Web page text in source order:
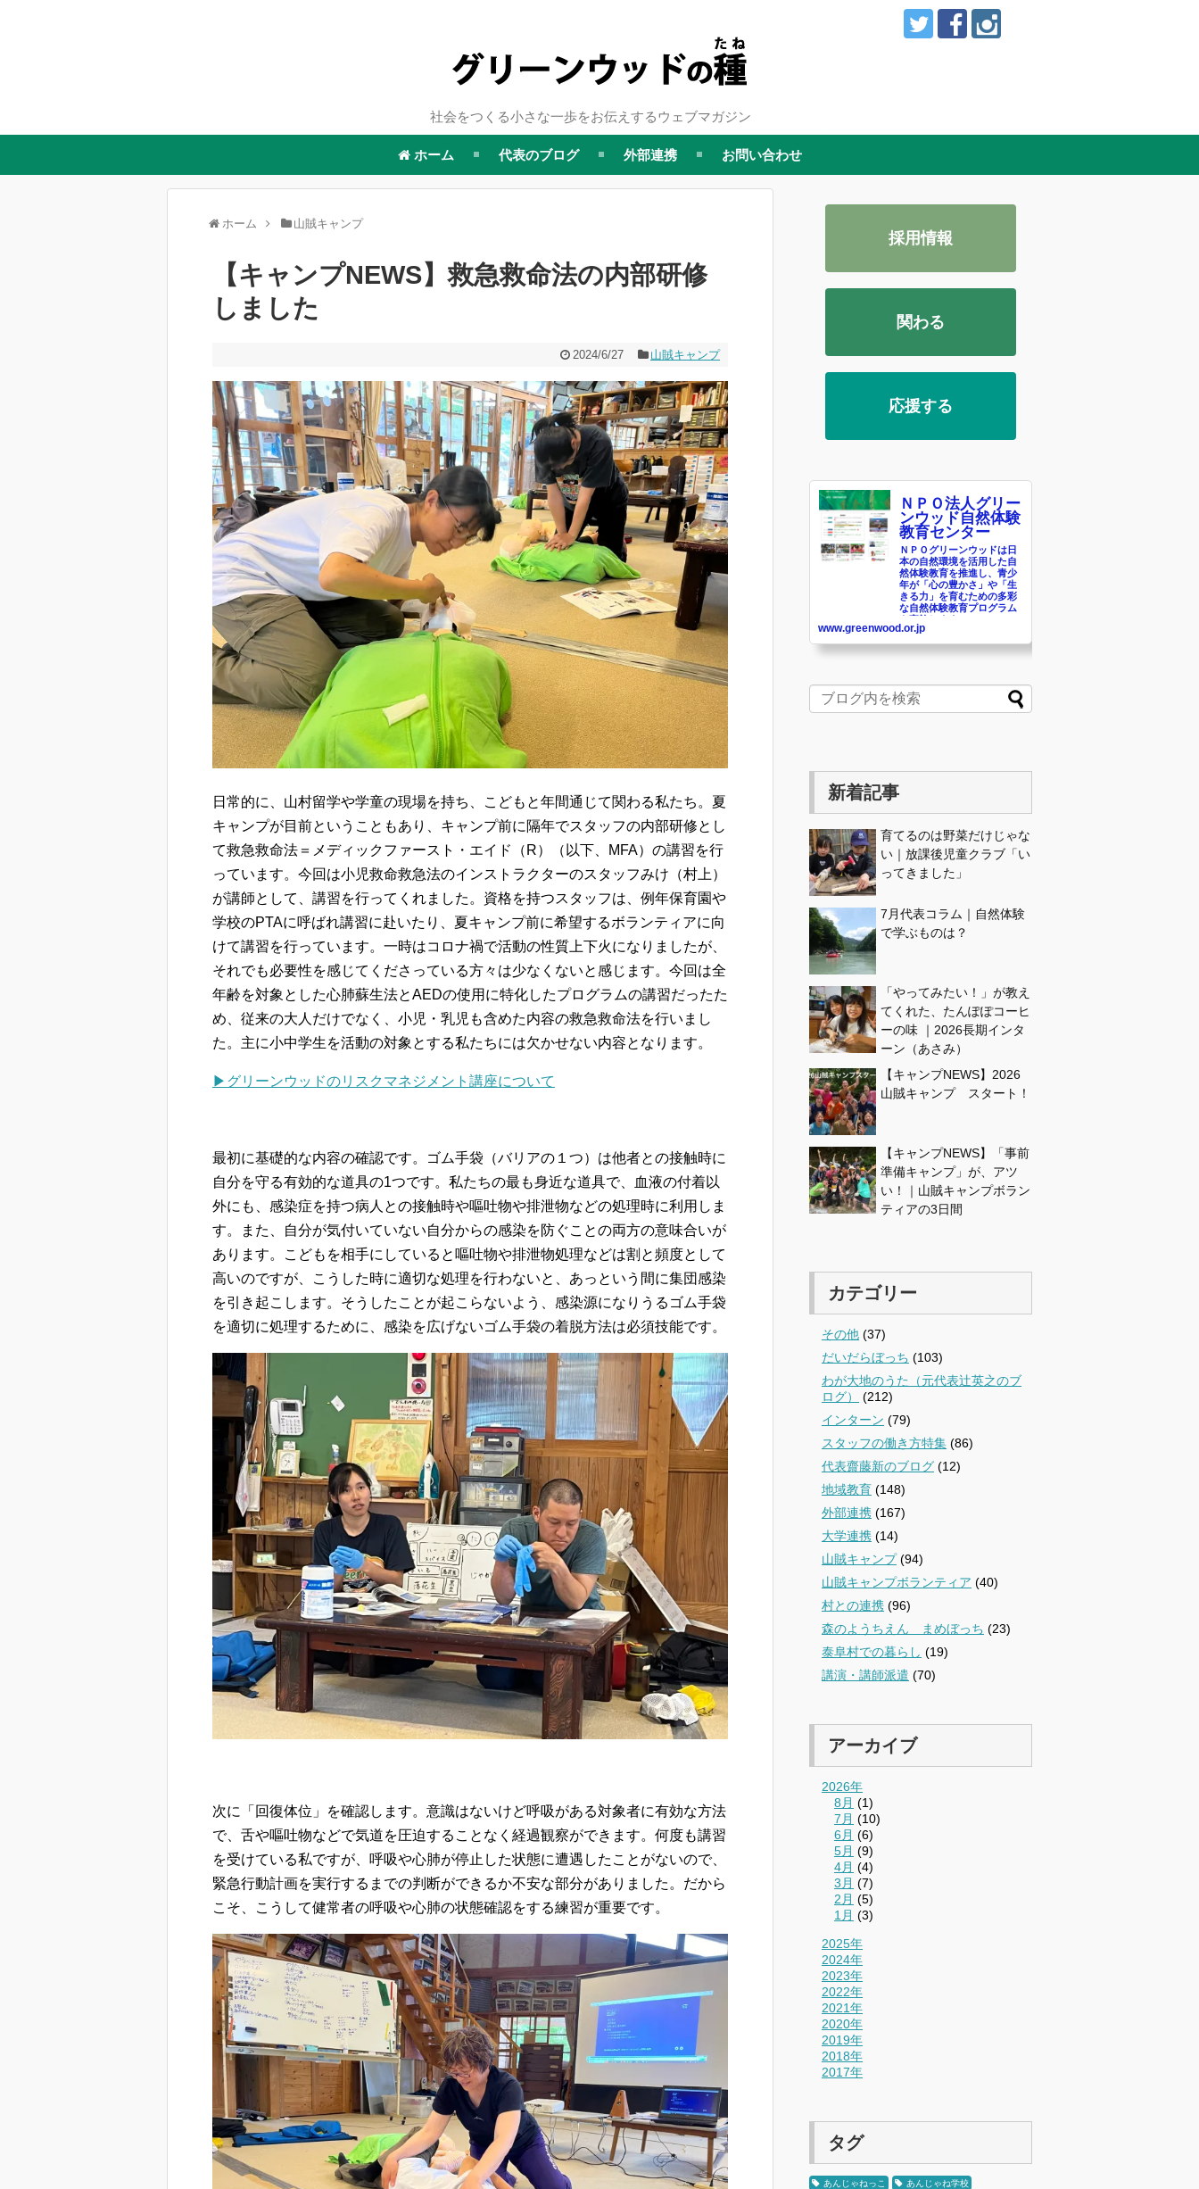
社会をつくる小さな一歩をお伝えするウェブマガジン
ホーム 代表のブログ 外部連携 お問い合わせ
ホーム 山賊キャンプ
【キャンプNEWS】救急救命法の内部研修
しました
2024/6/27 山賊キャンプ
日常的に、山村留学や学童の現場を持ち、こどもと年間通じて関わる私たち。夏
キャンプが目前ということもあり、キャンプ前に隔年でスタッフの内部研修とし
て救急救命法＝メディックファースト・エイド（R）（以下、MFA）の講習を行
っています。今回は小児救命救急法のインストラクターのスタッフみけ（村上）
が講師として、講習を行ってくれました。資格を持つスタッフは、例年保育園や
学校のPTAに呼ばれ講習に赴いたり、夏キャンプ前に希望するボランティアに向
けて講習を行っています。一時はコロナ禍で活動の性質上下火になりましたが、
それでも必要性を感じてくださっている方々は少なくないと感じます。今回は全
年齢を対象とした心肺蘇生法とAEDの使用に特化したプログラムの講習だったた
め、従来の大人だけでなく、小児・乳児も含めた内容の救急救命法を行いまし
た。主に小中学生を活動の対象とする私たちには欠かせない内容となります。
▶グリーンウッドのリスクマネジメント講座について
最初に基礎的な内容の確認です。ゴム手袋（バリアの１つ）は他者との接触時に
自分を守る有効的な道具の1つです。私たちの最も身近な道具で、血液の付着以
外にも、感染症を持つ病人との接触時や嘔吐物や排泄物などの処理時に利用しま
す。また、自分が気付いていない自分からの感染を防ぐことの両方の意味合いが
あります。こどもを相手にしていると嘔吐物や排泄物処理などは割と頻度として
高いのですが、こうした時に適切な処理を行わないと、あっという間に集団感染
を引き起こします。そうしたことが起こらないよう、感染源になりうるゴム手袋
を適切に処理するために、感染を広げないゴム手袋の着脱方法は必須技能です。
次に「回復体位」を確認します。意識はないけど呼吸がある対象者に有効な方法
で、舌や嘔吐物などで気道を圧迫することなく経過観察ができます。何度も講習
を受けている私ですが、呼吸や心肺が停止した状態に遭遇したことがないので、
緊急行動計画を実行するまでの判断ができるか不安な部分がありました。だから
こそ、こうして健常者の呼吸や心肺の状態確認をする練習が重要です。
採用情報
関わる
応援する
ＮＰＯ法人グリー
ンウッド自然体験
教育センター
ＮＰＯグリーンウッドは日
本の自然環境を活用した自
然体験教育を推進し、青少
年が「心の豊かさ」や「生
きる力」を育むための多彩
な自然体験教育プログラム
を実施します。
www.greenwood.or.jp
新着記事
育てるのは野菜だけじゃな
い｜放課後児童クラブ「い
ってきました」
7月代表コラム｜自然体験
で学ぶものは？
「やってみたい！」が教え
てくれた、たんぽぽコーヒ
ーの味 ｜2026長期インタ
ーン（あさみ）
【キャンプNEWS】2026
山賊キャンプ スタート！
【キャンプNEWS】「事前
準備キャンプ」が、アツ
い！｜山賊キャンプボラン
ティアの3日間
カテゴリー
その他 (37)
だいだらぼっち (103)
わが大地のうた（元代表辻英之のブ
ログ）
(212)
インターン (79)
スタッフの働き方特集 (86)
代表齋藤新のブログ (12)
地域教育 (148)
外部連携 (167)
大学連携 (14)
山賊キャンプ(94)
山賊キャンプボランティア (40)
村との連携 (96)
森のようちえん まめぼっち (23)
泰阜村での暮らし (19)
講演・講師派遣 (70)
アーカイブ
2026年
8月 (1)
7月 (10)
6月 (6)
5月 (9)
4月 (4)
3月 (7)
2月 (5)
1月 (3)
2025年
2024年
2023年
2022年
2021年
2020年
2019年
2018年
2017年
タグ
あんじゃねっこ
あんじゃね学校